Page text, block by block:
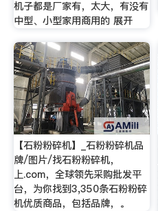
机子都是厂家有，太大，有没有
中型、小型家用商用的 展开
【石粉粉碎机】_石粉粉碎机品
牌/图片/找石粉粉碎机，
上.com，全球领先采购批发平
台，为你找到3,350条石粉粉碎
机优质商品，包括品牌，。